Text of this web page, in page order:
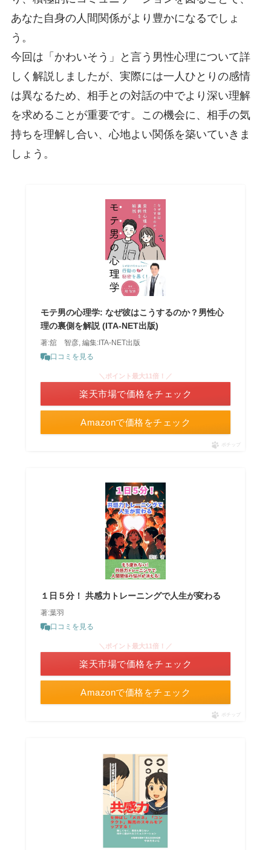
あなた自身の人間関係がより豊かになるでしょ
う。
今回は「かわいそう」と言う男性心理について詳
しく解説しましたが、実際には一人ひとりの感情
は異なるため、相手との対話の中でより深い理解
を求めることが重要です。この機会に、相手の気
持ちを理解し合い、心地よい関係を築いていきま
しょう。
モテ男の心理学: なぜ彼はこうするのか？男性心
理の裏側を解説 (ITA-NET出版)
著:舘 智彦, 編集:ITA-NET出版
口コミを見る
Amazonで価格をチェック
＼ポイント最大11倍！／
楽天市場で価格をチェック
ポチップ
１日５分！ 共感力トレーニングで人生が変わる
著:葉羽
口コミを見る
Amazonで価格をチェック
＼ポイント最大11倍！／
楽天市場で価格をチェック
ポチップ